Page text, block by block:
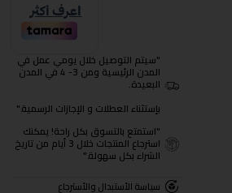
"سيتم التوصيل خلال يومي عمل في
المدن الرئيسية ومن 3- 4 في المدن
البعيدة.
بإستثناء العطلات و الإجازات الرسمية."
"استمتع بالتسوق بكل راحة! يمكنك
استرجاع المنتجات خلال 3 أيام من تاريخ
الشراء بكل سهولة."
سياسة الأستبدال والأسترجاع